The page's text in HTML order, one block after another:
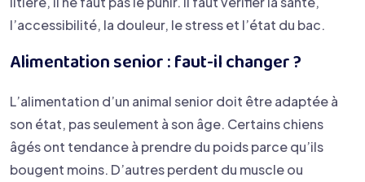
l’accessibilité, la douleur, le stress et l’état du bac.
Alimentation senior : faut-il changer ?
L’alimentation d’un animal senior doit être adaptée à
son état, pas seulement à son âge. Certains chiens
âgés ont tendance à prendre du poids parce qu’ils
bougent moins. D’autres perdent du muscle ou